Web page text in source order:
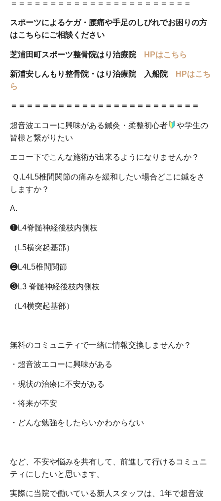
＝＝＝＝＝＝＝＝＝＝＝＝＝＝＝＝＝＝＝＝＝＝＝
スポーツによるケガ・腰痛や手足のしびれでお困りの方
はこちらにご相談ください
芝浦田町スポーツ整骨院はり治療院 HPはこちら
新浦安しんもり整骨院・はり治療院 入船院
HPはこち
ら
＝＝＝＝＝＝＝＝＝＝＝＝＝＝＝＝＝＝＝＝＝＝＝＝
超音波エコーに興味がある鍼灸・柔整初心者
や学生の
皆様と繋がりたい
エコー下でこんな施術が出来るようになりませんか？
Ｑ.L4L5椎間関節の痛みを緩和したい場合どこに鍼をさ
しますか？
A.
❶L4脊髄神経後枝内側枝
（ L5横突起基部）
❷L4L5椎間関節
❸L3 脊髄神経後枝内側枝
（ L4横突起基部）
無料のコミュニティで一緒に情報交換しませんか？
・超音波エコーに興味がある
・現状の治療に不安がある
・将来が不安
・どんな勉強をしたらいかわからない
など、不安や悩みを共有して、前進して行けるコミュニ
ティにしたいと思います。
実際に当院で働いている新人スタッフは、 1年で超音波